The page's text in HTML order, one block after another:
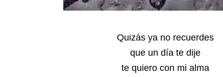
Quizás ya no recuerdes
que un día te dije
te quiero con mi alma